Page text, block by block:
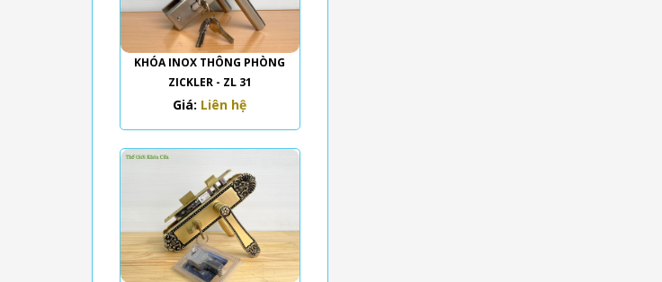
KHÓA INOX THÔNG PHÒNG
ZICKLER - ZL 31
Giá: Liên hệ